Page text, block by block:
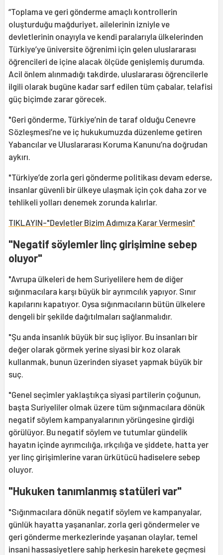
“Toplama ve geri gönderme amaçlı kontrollerin
oluşturduğu mağduriyet, ailelerinin izniyle ve
devletlerinin onayıyla ve kendi paralarıyla ülkelerinden
Türkiye’ye üniversite öğrenimi için gelen uluslararası
öğrencileri de içine alacak ölçüde genişlemiş durumda.
Acil önlem alınmadığı takdirde, uluslararası öğrencilerle
ilgili olarak bugüne kadar sarf edilen tüm çabalar, telafisi
güç biçimde zarar görecek.
"Geri gönderme, Türkiye’nin de taraf olduğu Cenevre
Sözleşmesi’ne ve iç hukukumuzda düzenleme getiren
Yabancılar ve Uluslararası Koruma Kanunu’na doğrudan
aykırı.
"Türkiye’de zorla geri gönderme politikası devam ederse,
insanlar güvenli bir ülkeye ulaşmak için çok daha zor ve
tehlikeli yolları denemek zorunda kalırlar.
TIKLAYIN-"Devletler Bizim Adımıza Karar Vermesin"
"Negatif söylemler linç girişimine sebep
oluyor"
"Avrupa ülkeleri de hem Suriyelilere hem de diğer
sığınmacılara karşı büyük bir ayrımcılık yapıyor. Sınır
kapılarını kapatıyor. Oysa sığınmacıların bütün ülkelere
dengeli bir şekilde dağıtılmaları sağlanmalıdır.
"Şu anda insanlık büyük bir suç işliyor. Bu insanları bir
değer olarak görmek yerine siyasi bir koz olarak
kullanmak, bunun üzerinden siyaset yapmak büyük bir
suç.
"Genel seçimler yaklaştıkça siyasi partilerin çoğunun,
başta Suriyeliler olmak üzere tüm sığınmacılara dönük
negatif söylem kampanyalarının yörüngesine girdiği
görülüyor. Bu negatif söylem ve tutumlar gündelik
hayatın içinde ayrımcılığa, ırkçılığa ve şiddete, hatta yer
yer linç girişimlerine varan ürkütücü hadiselere sebep
oluyor.
"Hukuken tanımlanmış statüleri var"
"Sığınmacılara dönük negatif söylem ve kampanyalar,
günlük hayatta yaşananlar, zorla geri göndermeler ve
geri gönderme merkezlerinde yaşanan olaylar, temel
insani hassasiyetlere sahip herkesin harekete geçmesi